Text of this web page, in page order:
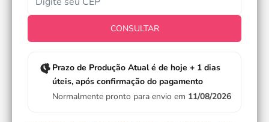
CONSULTAR
Prazo de Produção Atual é de hoje + 1 dias
úteis, após confirmação do pagamento
Normalmente pronto para envio em 11/08/2026